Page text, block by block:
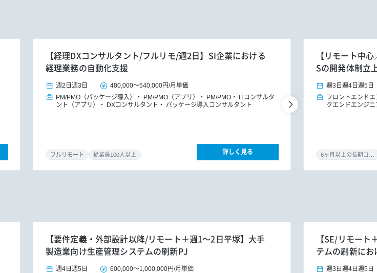
【経理DXコンサルタント/フルリモ/週2日】SI企業における
経理業務の自動化支援
週2日 週3日 480,000～540,000円/月単価
PM/PMO（パッケージ導入）
PM/PMO（アプリ） PM/PMO
ITコンサルタ
ント（アプリ）
DXコンサルタント パッケージ導入コンサルタント
フルリモート 従業員100人以上 詳しく見る
【リモート中
Sの開発体制立
週3日 週4日 週5日
フロントエンド
クエンドエンジ
【要件定義・外部設計以降/リモート＋週1～2日平塚】大手
製造業向け生産管理システムの刷新PJ
週4日 週5日 600,000～1,000,000円/月単価
【SE/リモー
テムの刷新に
週3日 週4日 週5日